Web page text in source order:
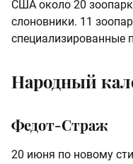
США около 20
слоновники. 11
специализированные
Народный
Федот-Страж
20 июня по новому